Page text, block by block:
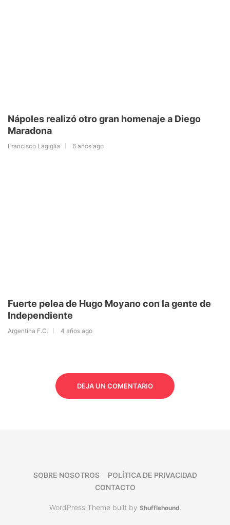
Nápoles realizó otro gran homenaje a Diego
Maradona
Francisco Lagiglia 6 años ago
Fuerte pelea de Hugo Moyano con la gente de
Independiente
Argentina F.C. 4 años ago
DEJA UN COMENTARIO
SOBRE NOSOTROS
POLÍTICA DE PRIVACIDAD
CONTACTO
WordPress Theme built by Shufflehound.